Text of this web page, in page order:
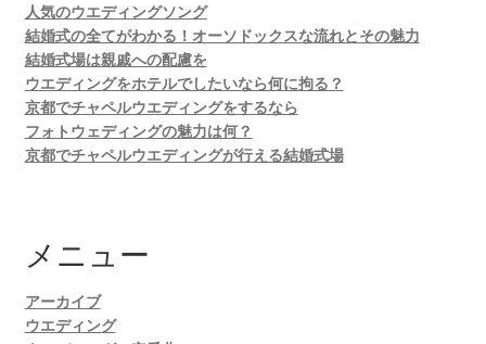
人気のウエディングソング
結婚式の全てがわかる！オーソドックスな流れとその魅力
結婚式場は親戚への配慮を
ウエディングをホテルでしたいなら何に拘る？
京都でチャペルウエディングをするなら
フォトウェディングの魅力は何？
京都でチャペルウエディングが行える結婚式場
メニュー
アーカイブ
ウエディング